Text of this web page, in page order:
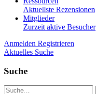
Aktuellste Rezensionen
Mitglieder
Zurzeit aktive Besucher
Anmelden Registrieren
Aktuelles Suche
Suche